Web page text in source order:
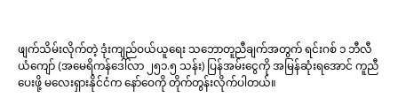
ဖျက်သိမ်းလိုက်တဲ့ ဒုံးကျည်ဝယ်ယူရေး သဘောတူညီချက်အတွက် ရင်းဂစ် ၁ ဘီလီ
ယံကျော် (အမေရိကန်ဒေါ်လာ ၂၅၁.၅ သန်း) ပြန်အမ်းငွေကို အမြန်ဆုံးရအောင် ကူညီ
ပေးဖို့ မလေးရှားနိုင်ငံက နော်ဝေကို တိုက်တွန်းလိုက်ပါတယ်။